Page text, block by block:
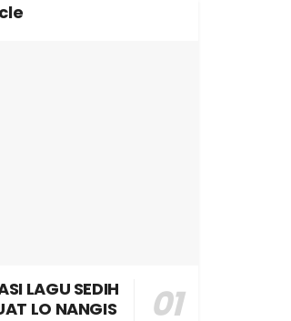
LAGU SEDIH
LO NANGIS